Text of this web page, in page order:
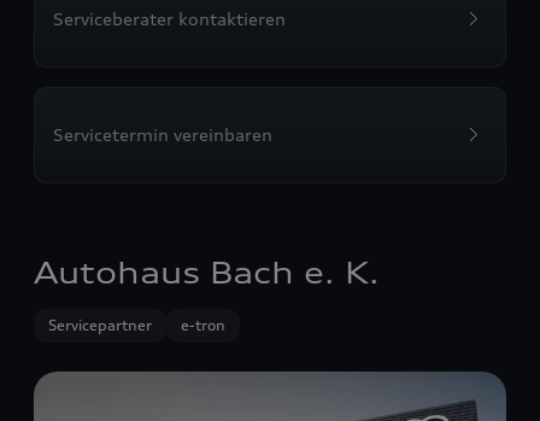
Serviceberater kontaktieren
Servicetermin vereinbaren
Autohaus Bach e. K.
Servicepartner e-tron